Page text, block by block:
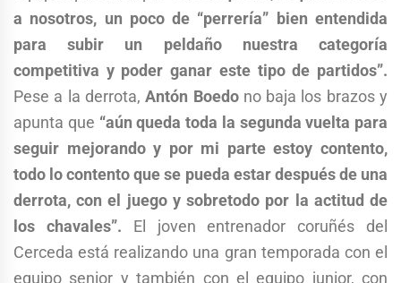
a nosotros, un poco de “perrería” bien entendida
para subir un peldaño nuestra categoría
competitiva y poder ganar este tipo de partidos”.
Pese a la derrota,Antón Boedono baja los brazos y
apunta que “aún queda toda la segunda vuelta para
seguir mejorando y por mi parte estoy contento,
todo lo contento que se pueda estar después de una
derrota, con el juego y sobretodo por la actitud de
los chavales”. El joven entrenador coruñés del
Cerceda está realizando una gran temporada con el
equipo senior y también con el equipo junior, con